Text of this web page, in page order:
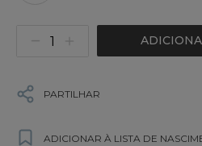
PARTILHAR
ADICIONAR À LISTA DE